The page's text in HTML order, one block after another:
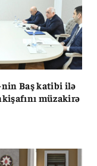
Baş katibi ilə
müzakirə